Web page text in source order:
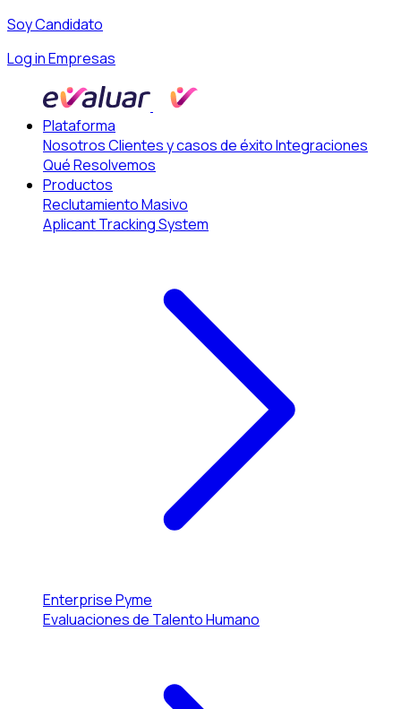
Soy Candidato
Log in Empresas
Plataforma
NosotrosClientes y casos de éxitoIntegraciones
Qué Resolvemos
Productos
Reclutamiento Masivo
Aplicant Tracking System
EnterprisePyme
Evaluaciones de Talento Humano